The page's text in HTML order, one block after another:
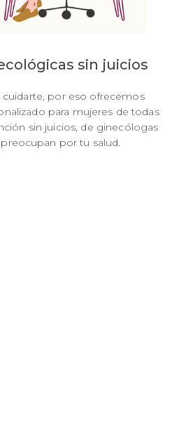
sin juicios
por eso ofrecemos
para mujeres de todas
sin juicios, de ginecólogas
por tu salud.